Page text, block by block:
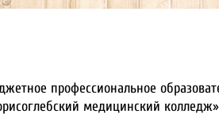
профессиональное
медицинский колледж»